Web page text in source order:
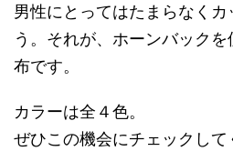
男性にとってはたまらなくカ
う。それが、ホーンバック
布です。
カラーは全４色。
ぜひこの機会にチェックして